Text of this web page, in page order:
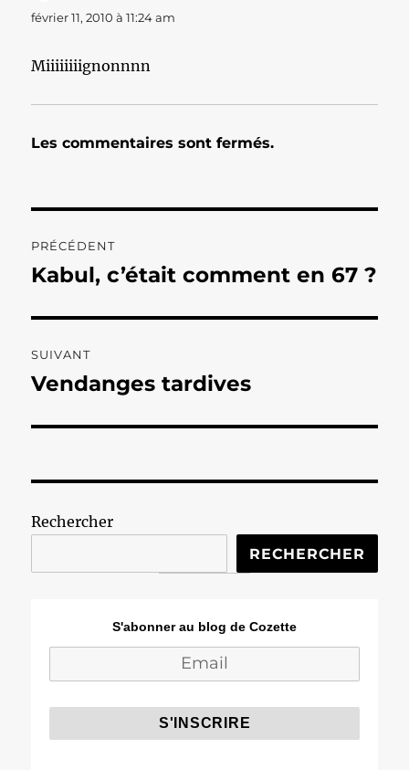
février 11, 2010 à 11:24 am
Miiiiiiiignonnnn
Les commentaires sont fermés.
de
PRÉCÉDENT
Publication
Kabul, c’était comment en 67 ?
SUIVANT
Publication
Vendanges tardives
Rechercher
RECHERCHER
S'abonner au blog de Cozette